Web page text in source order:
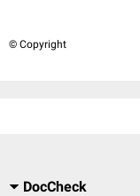
© Copyright
DocCheck